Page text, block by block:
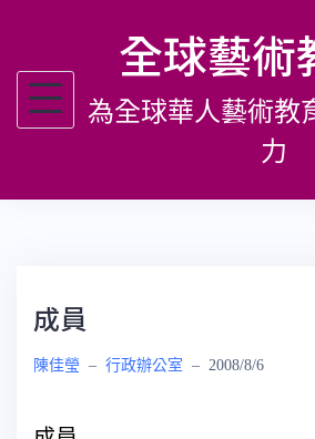
主
全球藝術
為全球華人藝術教
力
成員
陳佳瑩 – 行政辦公室 – 2008/8/6